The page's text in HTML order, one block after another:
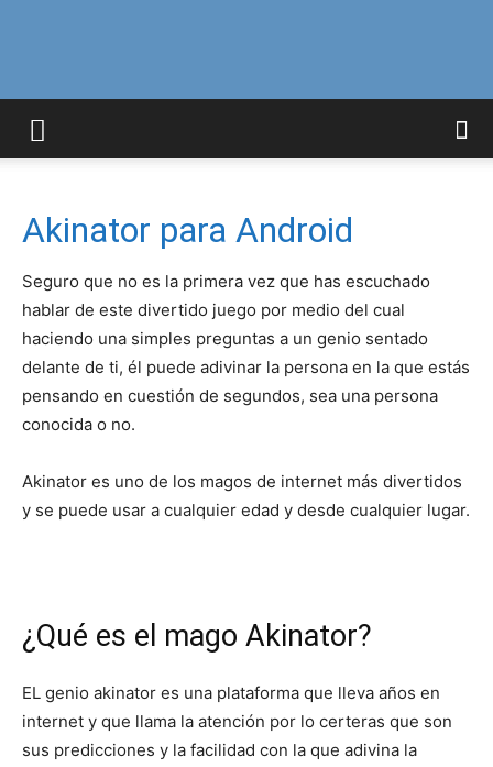
Curiosidades
Mundo
Akinator para Android
Seguro que no es la primera vez que has escuchado
hablar de este divertido juego por medio del cual
haciendo una simples preguntas a un genio sentado
delante de ti, él puede adivinar la persona en la que estás
pensando en cuestión de segundos, sea una persona
conocida o no.
Akinator es uno de los magos de internet más divertidos
y se puede usar a cualquier edad y desde cualquier lugar.
¿Qué es el mago Akinator?
EL genio akinator es una plataforma que lleva años en
internet y que llama la atención por lo certeras que son
sus predicciones y la facilidad con la que adivina la